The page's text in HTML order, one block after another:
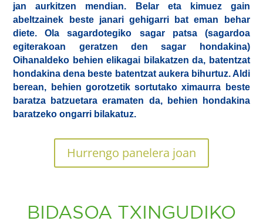
jan aurkitzen mendian. Belar eta kimuez gain
abeltzainek beste janari gehigarri bat eman behar
diete. Ola sagardotegiko sagar patsa (sagardoa
egiterakoan geratzen den sagar hondakina)
Oihanaldeko behien elikagai bilakatzen da, batentzat
hondakina dena beste batentzat aukera bihurtuz. Aldi
berean, behien gorotzetik sortutako ximaurra beste
baratza batzuetara eramaten da, behien hondakina
baratzeko ongarri bilakatuz.
Hurrengo panelera joan
BIDASOA TXINGUDIKO